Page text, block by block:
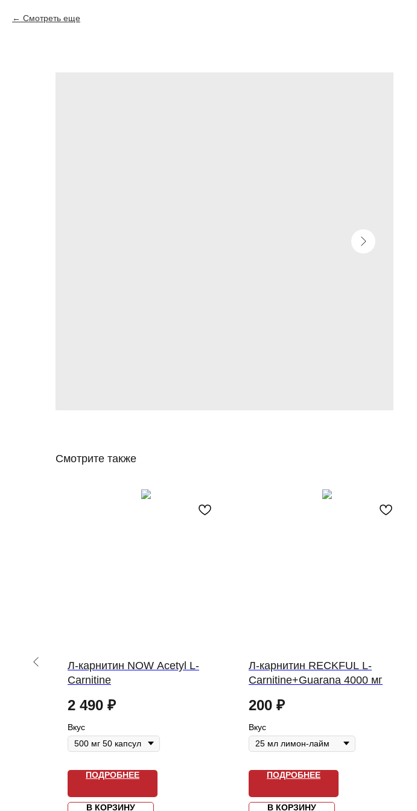
Смотреть еще
Смотрите также
Л-карнитин NOW Acetyl L-
Carnitine
2 490 ₽
Вкус
ПОДРОБНЕЕ
В КОРЗИНУ
Л-карнитин RECKFUL L-
Carnitine+Guarana 4000 мг
200 ₽
Вкус
ПОДРОБНЕЕ
В КОРЗИНУ